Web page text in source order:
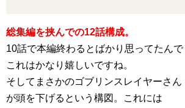
総集編を挟んでの12話構成。
10話で本編終わるとばかり思ってたんで
これはかなり嬉しいですね。
そしてまさかのゴブリンスレイヤーさん
が頭を下げるという構図。これには